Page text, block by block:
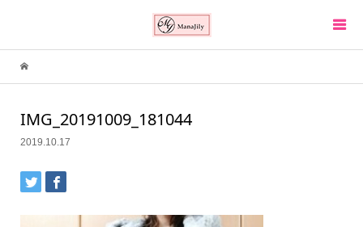
IMG_20191009_181044
2019.10.17